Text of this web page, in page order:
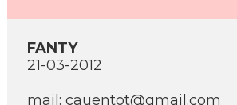
FANTY
21-03-2012
mail: cauentot@gmail.com